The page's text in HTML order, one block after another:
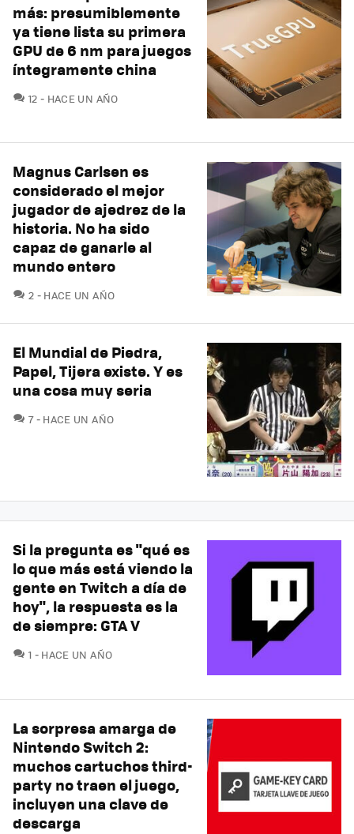
más: presumiblemente
ya tiene lista su primera
GPU de 6 nm para juegos
íntegramente china
12 COMENTARIOS
HACE UN AÑO
Magnus Carlsen es
considerado el mejor
jugador de ajedrez de la
historia. No ha sido
capaz de ganarle al
mundo entero
2 COMENTARIOS
HACE UN AÑO
El Mundial de Piedra,
Papel, Tijera existe. Y es
una cosa muy seria
7COMENTARIOS
HACE UN AÑO
Si la pregunta es "qué es
lo que más está viendo la
gente en Twitch a día de
hoy", la respuesta es la
de siempre: GTA V
1 COMENTARIOS
HACE UN AÑO
La sorpresa amarga de
Nintendo Switch 2:
muchos cartuchos third-
party no traen el juego,
incluyen una clave de
descarga